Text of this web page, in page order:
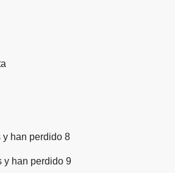
y han perdido 8
y han perdido 9